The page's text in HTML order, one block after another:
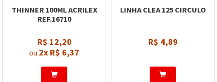
THINNER 100ML ACRILEX
REF.16710
R$ 12,20
ou 2x R$ 6,37
LINHA CLEA 125 CIRCULO
R$ 4,89